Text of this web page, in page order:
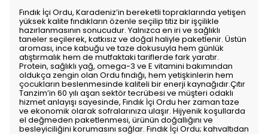
Fındık İçi Ordu, Karadeniz’in bereketli topraklarında yetişen
yüksek kalite fındıkların özenle seçilip titiz bir işçilikle
hazırlanmasının sonucudur. Yalnızca en iri ve sağlıklı
taneler seçilerek, katkısız ve doğal haliyle paketlenir. Üstün
aroması, ince kabuğu ve taze dokusuyla hem günlük
atıştırmalık hem de mutfaktaki tariflerde fark yaratır.
Protein, sağlıklı yağ, omega-3 ve E vitamini bakımından
oldukça zengin olan Ordu fındığı, hem yetişkinlerin hem
çocukların beslenmesinde kaliteli bir enerji kaynağıdır.Çıtır
Tanzim’in 60 yılı aşan sektör tecrübesi ve müşteri odaklı
hizmet anlayışı sayesinde, Fındık İçi Ordu her zaman taze
ve ekonomik olarak sofralarınıza ulaşır. Hijyenik koşullarda
el değmeden paketlenmesi, ürünün doğallığını ve
besleyiciliğini korumasını sağlar. Fındık İçi Ordu; kahvaltıdan